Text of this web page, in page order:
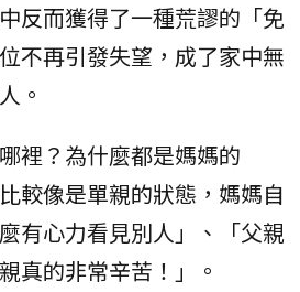
反而獲得了一種荒謬的「免
不再引發失望，成了家中無
。
裡？為什麼都是媽媽的
較像是單親的狀態，媽媽自
有心力看見別人」、「父親
真的非常辛苦！」。